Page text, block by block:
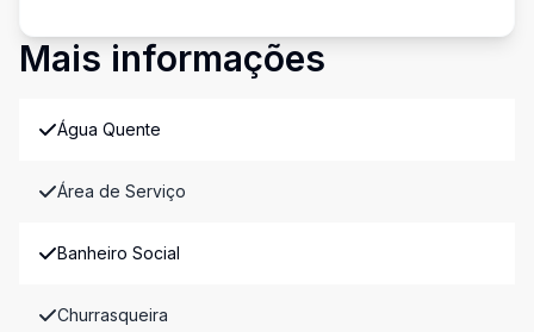
Mais informações
Água Quente
Área de Serviço
Banheiro Social
Churrasqueira